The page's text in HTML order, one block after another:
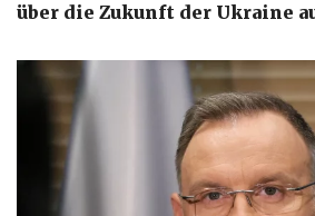
über die Zukunft der Ukraine